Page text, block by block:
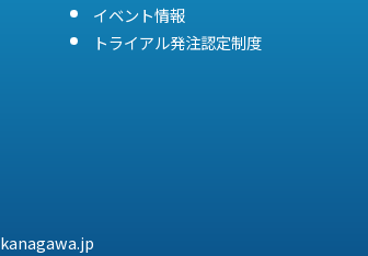
イベント情報
トライアル発注認定制度
kanagawa.jp